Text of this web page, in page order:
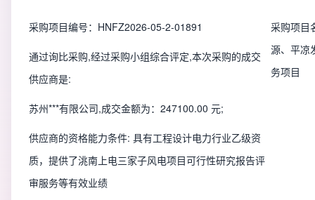
采购项目编号：HNFZ2026-05-2-01891
通过询比采购,经过采购小组综合评定,本次采购的成交
供应商是:
苏州***有限公司,成交金额为：247100.00 元;
供应商的资格能力条件: 具有工程设计电力行业乙级资
质，提供了洮南上电三家子风电项目可行性研究报告评
审服务等有效业绩
采购项目
源、平凉
务项目